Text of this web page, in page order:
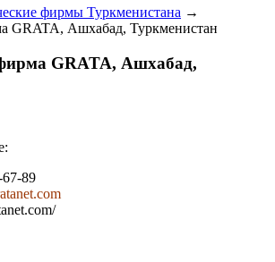
фирмы Туркменистана →
GRATA, Ашхабад, Туркменистан
GRATA, Ашхабад,
89